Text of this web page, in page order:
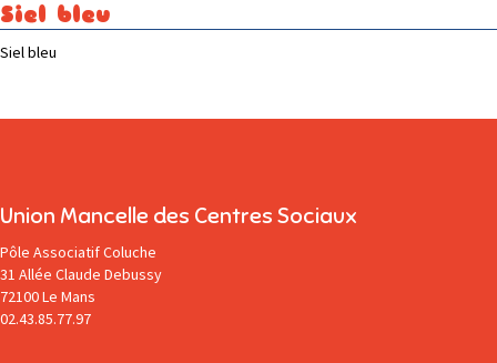
Siel bleu
Siel bleu
Union Mancelle des Centres Sociaux
Pôle Associatif Coluche
31 Allée Claude Debussy
72100 Le Mans
02.43.85.77.97